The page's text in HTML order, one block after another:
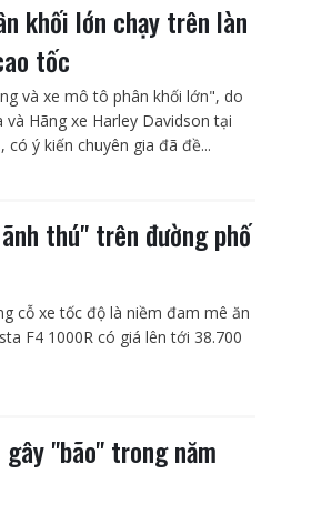
khối lớn chạy trên làn
tốc
và xe mô tô phân khối lớn", do
Hãng xe Harley Davidson tại
có ý kiến chuyên gia đã đề...
thú" trên đường phố
cỗ xe tốc độ là niềm đam mê ăn
F4 1000R có giá lên tới 38.700
"bão" trong năm